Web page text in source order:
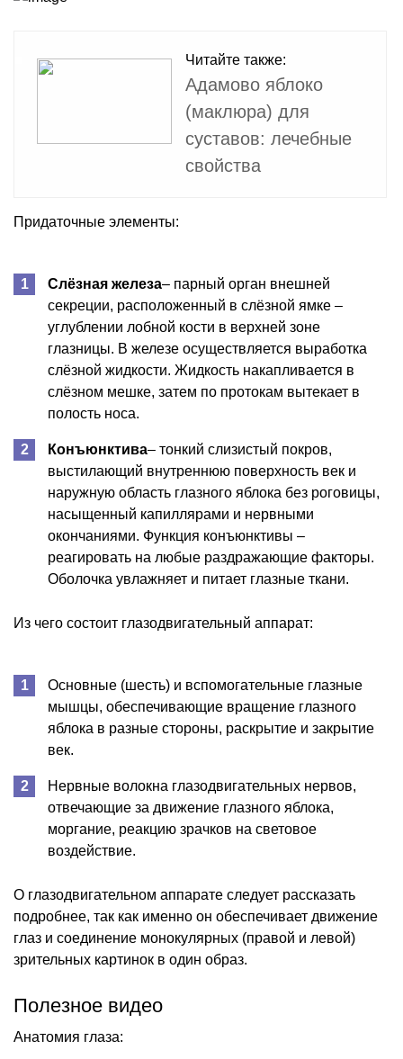
Читайте также:
Адамово яблоко
(маклюра) для
суставов: лечебные
свойства
Придаточные элементы:
Слёзная железа– парный орган внешней
секреции, расположенный в слёзной ямке –
углублении лобной кости в верхней зоне
глазницы. В железе осуществляется выработка
слёзной жидкости. Жидкость накапливается в
слёзном мешке, затем по протокам вытекает в
полость носа.
Конъюнктива– тонкий слизистый покров,
выстилающий внутреннюю поверхность век и
наружную область глазного яблока без роговицы,
насыщенный капиллярами и нервными
окончаниями. Функция конъюнктивы –
реагировать на любые раздражающие факторы.
Оболочка увлажняет и питает глазные ткани.
Из чего состоит глазодвигательный аппарат:
Основные (шесть) и вспомогательные глазные
мышцы, обеспечивающие вращение глазного
яблока в разные стороны, раскрытие и закрытие
век.
Нервные волокна глазодвигательных нервов,
отвечающие за движение глазного яблока,
моргание, реакцию зрачков на световое
воздействие.
О глазодвигательном аппарате следует рассказать
подробнее, так как именно он обеспечивает движение
глаз и соединение монокулярных (правой и левой)
зрительных картинок в один образ.
Полезное видео
Анатомия глаза: